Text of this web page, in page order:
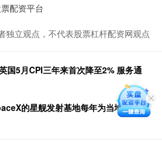
配资平台
独立观点，不代表股票杠杆配资网观点
国5月CPI三年来首次降至2% 服务通
的星舰发射基地每年为当地经济贡